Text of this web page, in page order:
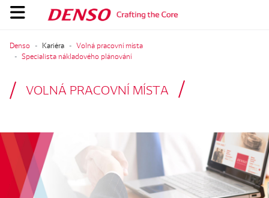
Denso Kariéra
Volná pracovní místa
Specialista nákladového plánování
VOLNÁ PRACOVNÍ MÍSTA